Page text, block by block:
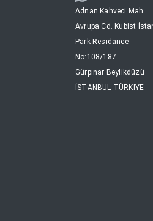
Adnan Kahveci Mah
Avrupa Cd. Kubist
Park Residance
No:108/187
Gürpınar Beylikdüzü
İSTANBUL TÜRKIYE